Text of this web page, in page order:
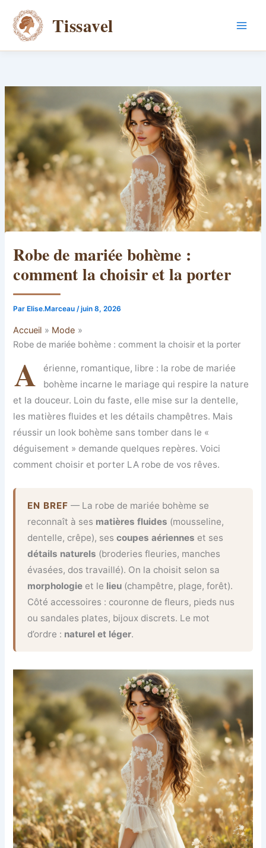
contenu
Tissavel
Robe de mariée bohème :
comment la choisir et la porter
ParElise.Marceau /juin 8, 2026
Accueil
Mode
Robe de mariée bohème : comment la choisir et la porter
A
érienne, romantique, libre : la robe de mariée
bohème incarne le mariage qui respire la nature
et la douceur. Loin du faste, elle mise sur la dentelle,
les matières fluides et les détails champêtres. Mais
réussir un look bohème sans tomber dans le «
déguisement » demande quelques repères. Voici
comment choisir et porter LA robe de vos rêves.
EN BREF — La robe de mariée bohème se
reconnaît à ses matières fluides (mousseline,
dentelle, crêpe), sescoupes aériennes et ses
détails naturels (broderies fleuries, manches
évasées, dos travaillé). On la choisit selon sa
morphologie et le lieu (champêtre, plage, forêt).
Côté accessoires : couronne de fleurs, pieds nus
ou sandales plates, bijoux discrets. Le mot
d’ordre : naturel et léger.